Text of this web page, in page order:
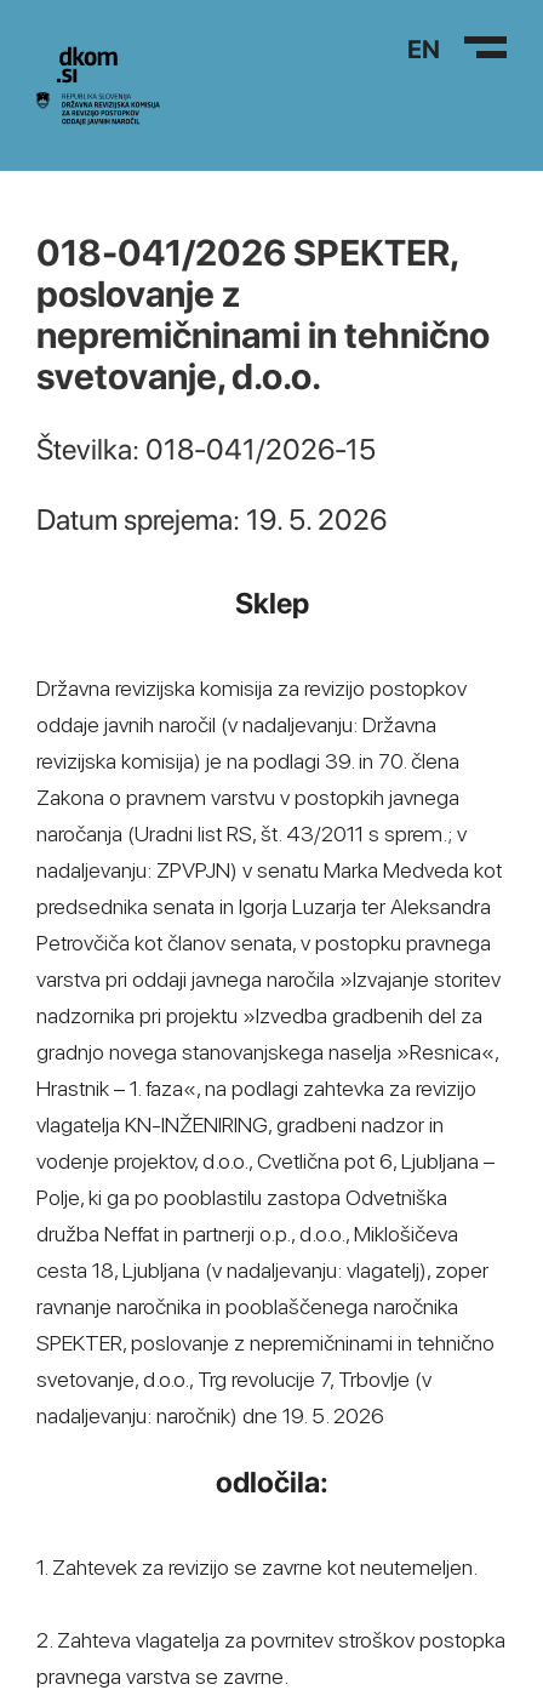
Na vsebino EN
018-041/2026 SPEKTER,
poslovanje z
nepremičninami in tehnično
svetovanje, d.o.o.
Številka: 018-041/2026-15
Datum sprejema: 19. 5. 2026
Sklep
Državna revizijska komisija za revizijo postopkov
oddaje javnih naročil (v nadaljevanju: Državna
revizijska komisija) je na podlagi 39. in 70. člena
Zakona o pravnem varstvu v postopkih javnega
naročanja (Uradni list RS, št. 43/2011 s sprem.; v
nadaljevanju: ZPVPJN) v senatu Marka Medveda kot
predsednika senata in Igorja Luzarja ter Aleksandra
Petrovčiča kot članov senata, v postopku pravnega
varstva pri oddaji javnega naročila »Izvajanje storitev
nadzornika pri projektu »Izvedba gradbenih del za
gradnjo novega stanovanjskega naselja »Resnica«,
Hrastnik – 1. faza«, na podlagi zahtevka za revizijo
vlagatelja KN-INŽENIRING, gradbeni nadzor in
vodenje projektov, d.o.o., Cvetlična pot 6, Ljubljana –
Polje, ki ga po pooblastilu zastopa Odvetniška
družba Neffat in partnerji o.p., d.o.o., Miklošičeva
cesta 18, Ljubljana (v nadaljevanju: vlagatelj), zoper
ravnanje naročnika in pooblaščenega naročnika
SPEKTER, poslovanje z nepremičninami in tehnično
svetovanje, d.o.o., Trg revolucije 7, Trbovlje (v
nadaljevanju: naročnik) dne 19. 5. 2026
odločila:
1. Zahtevek za revizijo se zavrne kot neutemeljen.
2. Zahteva vlagatelja za povrnitev stroškov postopka
pravnega varstva se zavrne.